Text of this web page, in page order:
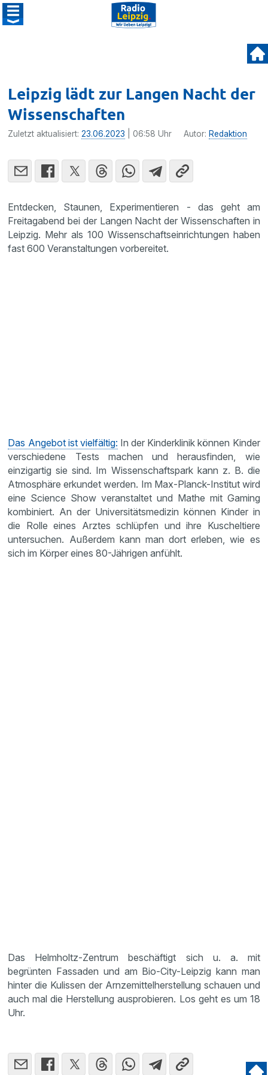
Leipzig lädt zur Langen Nacht der
Wissenschaften
Zuletzt aktualisiert:23.06.2023 | 06:58 Uhr Autor: Redaktion
Entdecken, Staunen, Experimentieren - das geht am
Freitagabend bei der Langen Nacht der Wissenschaften in
Leipzig. Mehr als 100 Wissenschaftseinrichtungen haben
fast 600 Veranstaltungen vorbereitet.
Das Angebot ist vielfältig: In der Kinderklinik können Kinder
verschiedene Tests machen und herausfinden, wie
einzigartig sie sind. Im Wissenschaftspark kann z. B. die
Atmosphäre erkundet werden. Im Max-Planck-Institut wird
eine Science Show veranstaltet und Mathe mit Gaming
kombiniert. An der Universitätsmedizin können Kinder in
die Rolle eines Arztes schlüpfen und ihre Kuscheltiere
untersuchen. Außerdem kann man dort erleben, wie es
sich im Körper eines 80-Jährigen anfühlt.
Das Helmholtz-Zentrum beschäftigt sich u. a. mit
begrünten Fassaden und am Bio-City-Leipzig kann man
hinter die Kulissen der Arnzemittelherstellung schauen und
auch mal die Herstellung ausprobieren. Los geht es um 18
Uhr.